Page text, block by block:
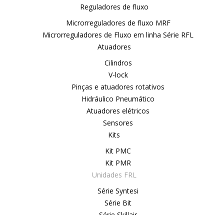
Reguladores de fluxo
Microrreguladores de fluxo MRF
Microrreguladores de Fluxo em linha Série RFL
Atuadores
Cilindros
V-lock
Pinças e atuadores rotativos
Hidráulico Pneumático
Atuadores elétricos
Sensores
Kits
Kit PMC
Kit PMR
Unidades FRL
Série Syntesi
Série Bit